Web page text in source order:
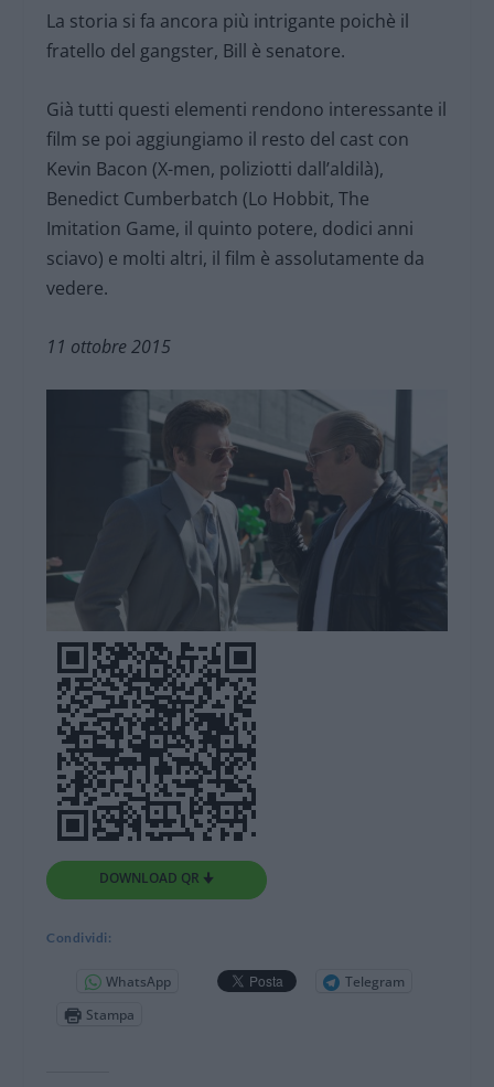
La storia si fa ancora più intrigante poichè il
fratello del gangster, Bill è senatore.
Già tutti questi elementi rendono interessante il
film se poi aggiungiamo il resto del cast con
Kevin Bacon (X-men, poliziotti dall’aldilà),
Benedict Cumberbatch (Lo Hobbit, The
Imitation Game, il quinto potere, dodici anni
sciavo) e molti altri, il film è assolutamente da
vedere.
11 ottobre 2015
DOWNLOAD QR 🠋
Condividi:
WhatsApp
Telegram
Stampa